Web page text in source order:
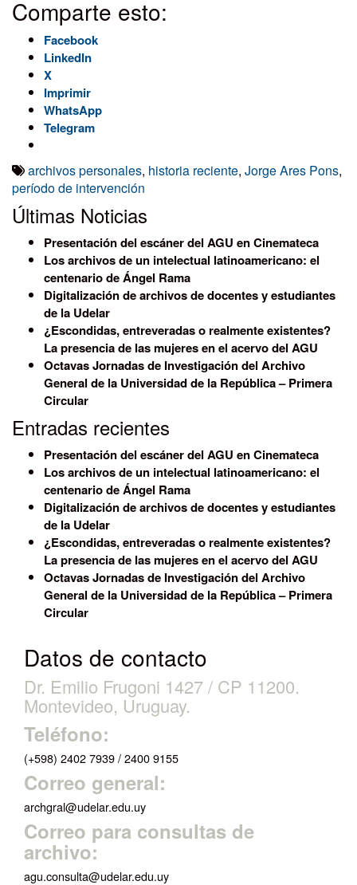
Comparte esto:
Facebook
LinkedIn
X
Imprimir
WhatsApp
Telegram
archivos personales, historia reciente, Jorge Ares Pons,
período de intervención
Últimas Noticias
Presentación del escáner del AGU en Cinemateca
Los archivos de un intelectual latinoamericano: el
centenario de Ángel Rama
Digitalización de archivos de docentes y estudiantes
de la Udelar
¿Escondidas, entreveradas o realmente existentes?
La presencia de las mujeres en el acervo del AGU
Octavas Jornadas de Investigación del Archivo
General de la Universidad de la República – Primera
Circular
Entradas recientes
Presentación del escáner del AGU en Cinemateca
Los archivos de un intelectual latinoamericano: el
centenario de Ángel Rama
Digitalización de archivos de docentes y estudiantes
de la Udelar
¿Escondidas, entreveradas o realmente existentes?
La presencia de las mujeres en el acervo del AGU
Octavas Jornadas de Investigación del Archivo
General de la Universidad de la República – Primera
Circular
Datos de contacto
Dr. Emilio Frugoni 1427 / CP 11200.
Montevideo, Uruguay.
Teléfono:
(+598) 2402 7939 / 2400 9155
Correo general:
archgral@udelar.edu.uy
Correo para consultas de
archivo:
agu.consulta@udelar.edu.uy